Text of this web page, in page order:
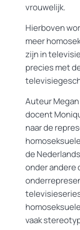
vrouwelijk.
Hierboven
meer
zijn in
precies met
Auteur
docent
naar de
de
onder andere
vaak